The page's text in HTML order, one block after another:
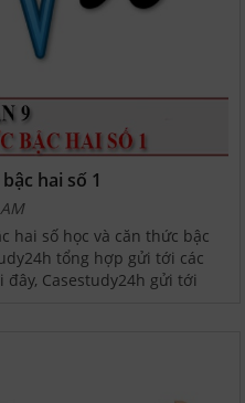
hai số 1
hai số học và căn thức bậc
tổng hợp gửi tới các
Casestudy24h gửi tới